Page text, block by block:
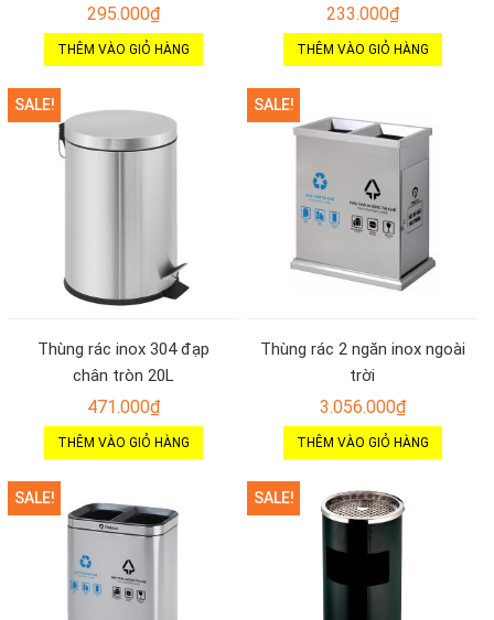
295.000₫
THÊM VÀO GIỎ HÀNG
233.000₫
THÊM VÀO GIỎ HÀNG
SALE!
Thùng rác inox 304 đạp
chân tròn 20L
471.000₫
THÊM VÀO GIỎ HÀNG
SALE!
Thùng rác 2 ngăn inox ngoài
trời
3.056.000₫
THÊM VÀO GIỎ HÀNG
SALE! SALE!